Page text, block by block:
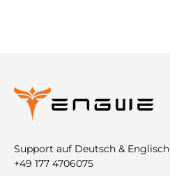
Support auf Deutsch & Englisch
+49 177 4706075